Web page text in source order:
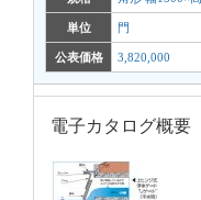
単位 門
公表価格 3,820,000
電子カタログ概要